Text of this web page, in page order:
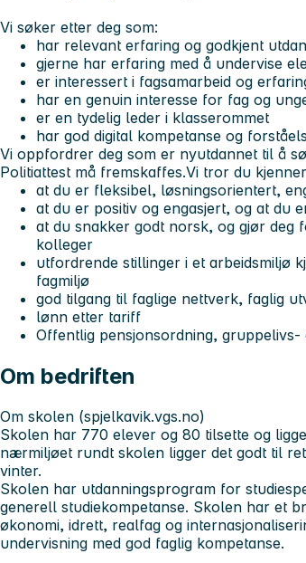
Vi søker etter deg som:
har relevant erfaring og godkjent
gjerne har erfaring med å undervise
er interessert i fagsamarbeid og
har en genuin interesse for fag og
er en tydelig leder i klasserommet
har god digital kompetanse og
Vi oppfordrer deg som er nyutdannet til å
Politiattest må fremskaffes.Vi tror du
at du er fleksibel, løsningsorientert,
at du er positiv og engasjert, og at du
at du snakker godt norsk, og gjør deg
kolleger
utfordrende stillinger i et arbeidsmiljø
fagmiljø
god tilgang til faglige nettverk, faglig
lønn etter tariff
Offentlig pensjonsordning,
Om bedriften
Om skolen (spjelkavik.vgs.no)
Skolen har 770 elever og 80 tilsette og
nærmiljøet rundt skolen ligger det godt til
vinter.
Skolen har utdanningsprogram for
generell studiekompetanse. Skolen har et
økonomi, idrett, realfag og
undervisning med god faglig kompetanse.